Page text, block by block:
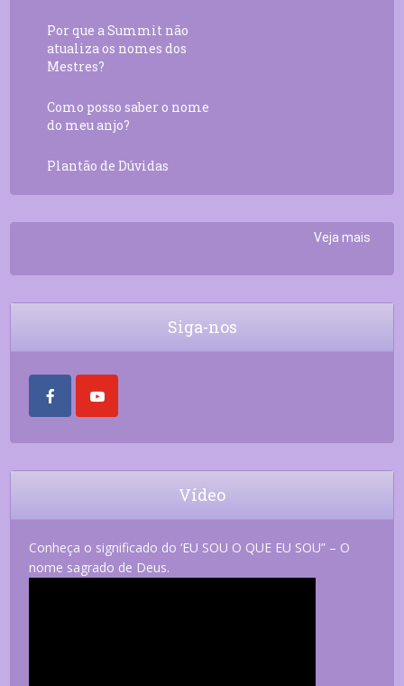
Por que a Summit não
atualiza os nomes dos
Mestres?
Como posso saber o nome
do meu anjo?
Plantão de Dúvidas
Veja mais
Siga-nos
Vídeo
Conheça o significado do ‘EU SOU O QUE EU SOU” – O
nome sagrado de Deus.